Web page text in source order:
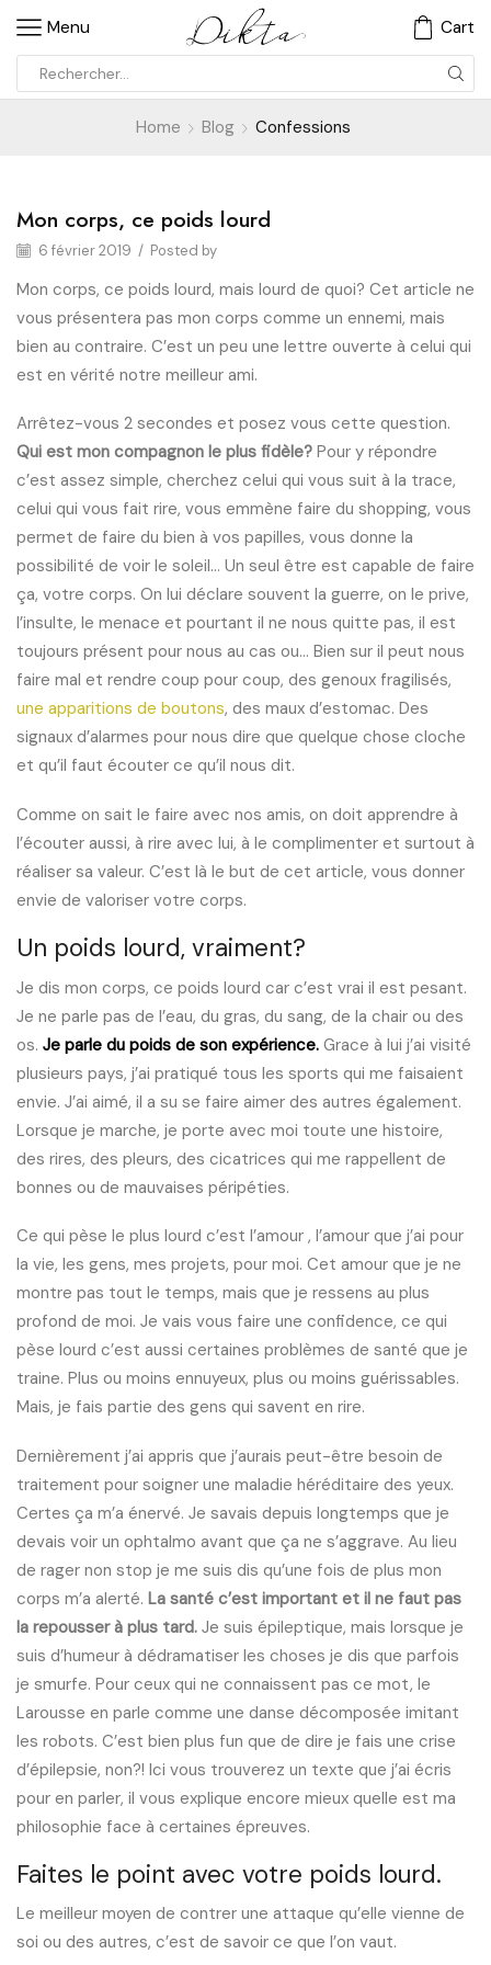
Menu Cart
Home Blog Confessions
Confessions
Mon corps, ce poids lourd
6 février 2019 / Posted by
Mon corps, ce poids lourd, mais lourd de quoi? Cet article ne
vous présentera pas mon corps comme un ennemi, mais
bien au contraire. C’est un peu une lettre ouverte à celui qui
est en vérité notre meilleur ami.
Arrêtez-vous 2 secondes et posez vous cette question.
Qui est mon compagnon le plus fidèle? Pour y répondre
c’est assez simple, cherchez celui qui vous suit à la trace,
celui qui vous fait rire, vous emmène faire du shopping, vous
permet de faire du bien à vos papilles, vous donne la
possibilité de voir le soleil… Un seul être est capable de faire
ça, votre corps. On lui déclare souvent la guerre, on le prive,
l’insulte, le menace et pourtant il ne nous quitte pas, il est
toujours présent pour nous au cas ou… Bien sur il peut nous
faire mal et rendre coup pour coup, des genoux fragilisés,
une apparitions de boutons, des maux d’estomac. Des
signaux d’alarmes pour nous dire que quelque chose cloche
et qu’il faut écouter ce qu’il nous dit.
Comme on sait le faire avec nos amis, on doit apprendre à
l’écouter aussi, à rire avec lui, à le complimenter et surtout à
réaliser sa valeur. C’est là le but de cet article, vous donner
envie de valoriser votre corps.
Un poids lourd, vraiment?
Je dis mon corps, ce poids lourd car c’est vrai il est pesant.
Je ne parle pas de l’eau, du gras, du sang, de la chair ou des
os. Je parle du poids de son expérience. Grace à lui j’ai visité
plusieurs pays, j’ai pratiqué tous les sports qui me faisaient
envie. J’ai aimé, il a su se faire aimer des autres également.
Lorsque je marche, je porte avec moi toute une histoire,
des rires, des pleurs, des cicatrices qui me rappellent de
bonnes ou de mauvaises péripéties.
Ce qui pèse le plus lourd c’est l’amour , l’amour que j’ai pour
la vie, les gens, mes projets, pour moi. Cet amour que je ne
montre pas tout le temps, mais que je ressens au plus
profond de moi. Je vais vous faire une confidence, ce qui
pèse lourd c’est aussi certaines problèmes de santé que je
traine. Plus ou moins ennuyeux, plus ou moins guérissables.
Mais, je fais partie des gens qui savent en rire.
Dernièrement j’ai appris que j’aurais peut-être besoin de
traitement pour soigner une maladie héréditaire des yeux.
Certes ça m’a énervé. Je savais depuis longtemps que je
devais voir un ophtalmo avant que ça ne s’aggrave. Au lieu
de rager non stop je me suis dis qu’une fois de plus mon
corps m’a alerté. La santé c’est important et il ne faut pas
la repousser à plus tard. Je suis épileptique, mais lorsque je
suis d’humeur à dédramatiser les choses je dis que parfois
je smurfe. Pour ceux qui ne connaissent pas ce mot, le
Larousse en parle comme une danse décomposée imitant
les robots. C’est bien plus fun que de dire je fais une crise
d’épilepsie, non?! Ici vous trouverez un texte que j’ai écris
pour en parler, il vous explique encore mieux quelle est ma
philosophie face à certaines épreuves.
Faites le point avec votre poids lourd.
Le meilleur moyen de contrer une attaque qu’elle vienne de
soi ou des autres, c’est de savoir ce que l’on vaut.